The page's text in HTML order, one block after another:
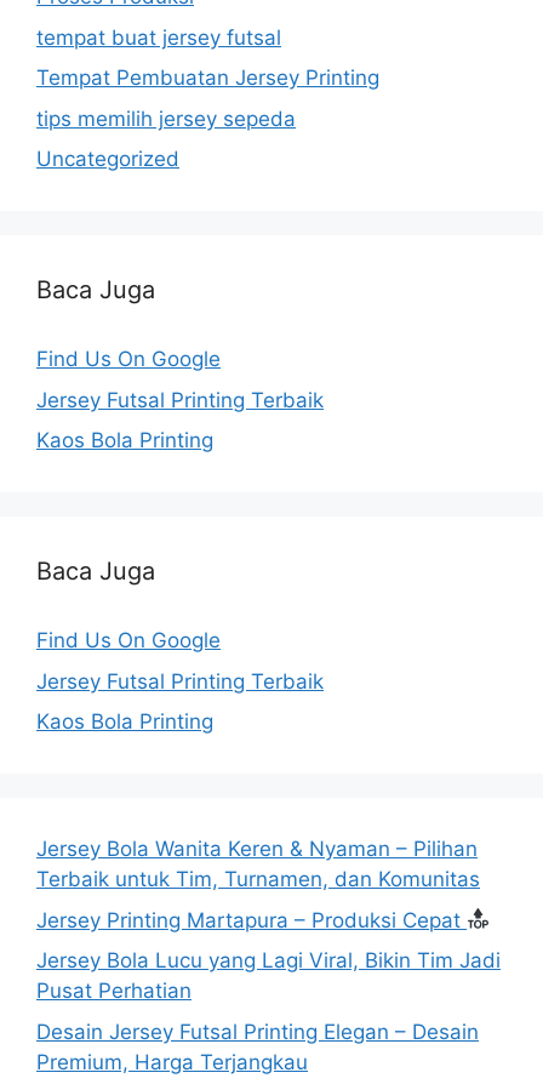
tempat buat jersey futsal
Tempat Pembuatan Jersey Printing
tips memilih jersey sepeda
Uncategorized
Baca Juga
Find Us On Google
Jersey Futsal Printing Terbaik
Kaos Bola Printing
Baca Juga
Find Us On Google
Jersey Futsal Printing Terbaik
Kaos Bola Printing
Jersey Bola Wanita Keren & Nyaman – Pilihan
Terbaik untuk Tim, Turnamen, dan Komunitas
Jersey Printing Martapura – Produksi Cepat
Jersey Bola Lucu yang Lagi Viral, Bikin Tim Jadi
Pusat Perhatian
Desain Jersey Futsal Printing Elegan – Desain
Premium, Harga Terjangkau